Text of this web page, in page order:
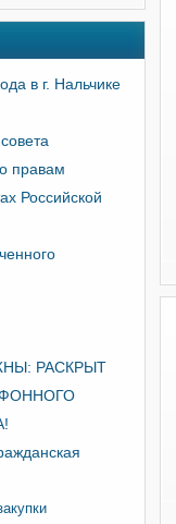
в г. Нальчике
правам
Российской
РАСКРЫТ